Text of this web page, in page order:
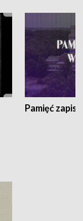
Pamięć